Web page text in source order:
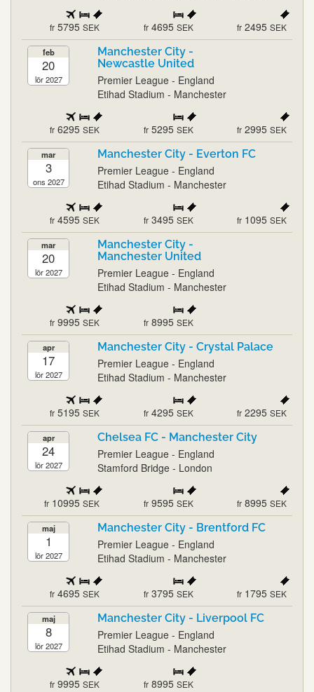
fr 5795 SEK fr 4695 SEK fr 2495 SEK
feb
20
lör 2027
Manchester City -
Newcastle United
Premier League - England
Etihad Stadium - Manchester
fr 6295 SEK fr 5295 SEK fr 2995 SEK
mar
3
ons 2027
Manchester City - Everton FC
Premier League - England
Etihad Stadium - Manchester
fr 4595 SEK fr 3495 SEK fr 1095 SEK
mar
20
lör 2027
Manchester City -
Manchester United
Premier League - England
Etihad Stadium - Manchester
fr 9995 SEK fr 8995 SEK
apr
17
lör 2027
Manchester City - Crystal Palace
Premier League - England
Etihad Stadium - Manchester
fr 5195 SEK fr 4295 SEK fr 2295 SEK
apr
24
lör 2027
Chelsea FC - Manchester City
Premier League - England
Stamford Bridge - London
fr 10995 SEK fr 9595 SEK fr 8995 SEK
maj
1
lör 2027
Manchester City - Brentford FC
Premier League - England
Etihad Stadium - Manchester
fr 4695 SEK fr 3795 SEK fr 1795 SEK
maj
8
lör 2027
Manchester City - Liverpool FC
Premier League - England
Etihad Stadium - Manchester
fr 9995 SEK fr 8995 SEK